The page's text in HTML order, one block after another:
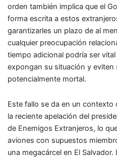
orden también implica que el
forma escrita a estos
garantizarles un plazo de al
cualquier preocupación
tiempo adicional podría ser
expongan su situación y eviten
potencialmente mortal.
Este fallo se da en un
la reciente apelación del
de Enemigos Extranjeros, lo
aviones con supuestos
una megacárcel en El